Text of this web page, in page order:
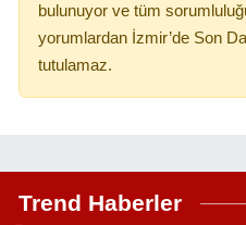
bulunuyor ve tüm
yorumlardan İzmir’de Son
tutulamaz.
Trend Haberler